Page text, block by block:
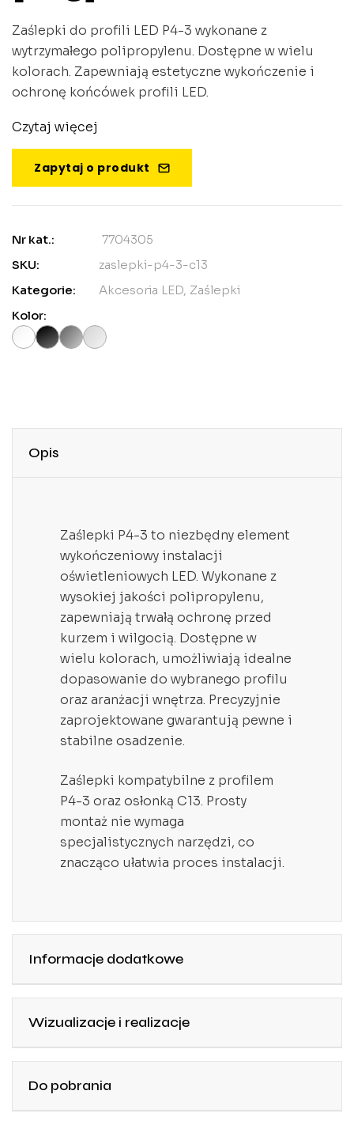
Zaślepki do profili LED P4-3 wykonane z
wytrzymałego polipropylenu. Dostępne w wielu
kolorach. Zapewniają estetyczne wykończenie i
ochronę końcówek profili LED.
Czytaj więcej
Zapytaj o produkt
Nr kat.:
7704305
SKU:
zaslepki-p4-3-c13
Kategorie:
Akcesoria LED, Zaślepki
Kolor:
Opis
Zaślepki P4-3 to niezbędny element
wykończeniowy instalacji
oświetleniowych LED. Wykonane z
wysokiej jakości polipropylenu,
zapewniają trwałą ochronę przed
kurzem i wilgocią. Dostępne w
wielu kolorach, umożliwiają idealne
dopasowanie do wybranego profilu
oraz aranżacji wnętrza. Precyzyjnie
zaprojektowane gwarantują pewne i
stabilne osadzenie.
Zaślepki kompatybilne z profilem
P4-3 oraz osłonką C13. Prosty
montaż nie wymaga
specjalistycznych narzędzi, co
znacząco ułatwia proces instalacji.
Informacje dodatkowe
Wizualizacje i realizacje
Do pobrania